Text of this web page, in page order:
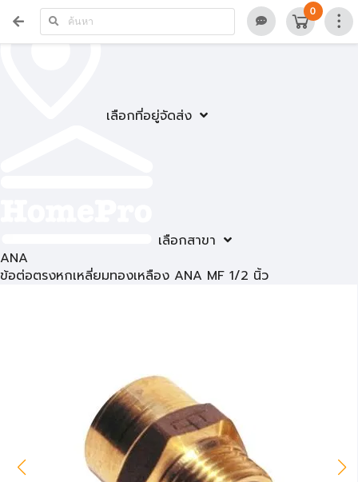
เลือกที่อยู่จัดส่ง
เลือกสาขา
0
ANA
ข้อต่อตรงหกเหลี่ยมทองเหลือง ANA MF 1/2 นิ้ว